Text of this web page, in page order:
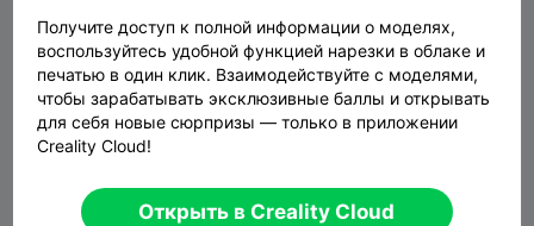
SuperPrints Project Hazy
291.40MB Связанные 3D модели
Получите доступ к полной информации о моделях,
воспользуйтесь удобной функцией нарезки в облаке и
печатью в один клик. Взаимодействуйте с моделями,
чтобы зарабатывать эксклюзивные баллы и открывать
для себя новые сюрпризы — только в приложении
Creality Cloud!
Открыть в Creality Cloud